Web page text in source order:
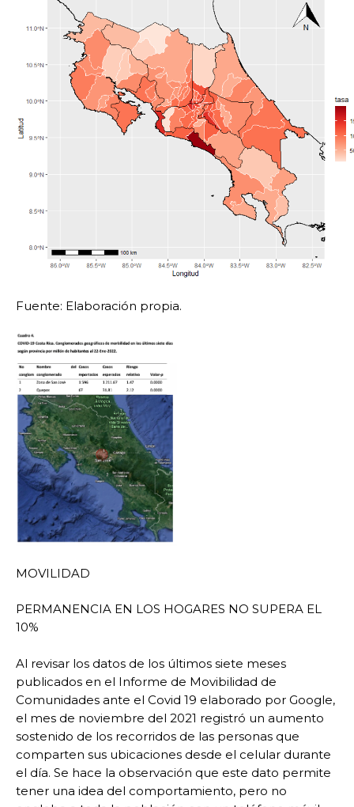
Fuente: Elaboración propia.
MOVILIDAD
PERMANENCIA EN LOS HOGARES NO SUPERA EL
10%
Al revisar los datos de los últimos siete meses
publicados en el Informe de Movibilidad de
Comunidades ante el Covid 19 elaborado por Google,
el mes de noviembre del 2021 registró un aumento
sostenido de los recorridos de las personas que
comparten sus ubicaciones desde el celular durante
el día. Se hace la observación que este dato permite
tener una idea del comportamiento, pero no